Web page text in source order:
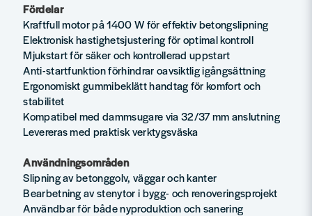
Fördelar
Kraftfull motor på 1400 W för effektiv betongslipning
Elektronisk hastighetsjustering för optimal kontroll
Mjukstart för säker och kontrollerad uppstart
Anti-startfunktion förhindrar oavsiktlig igångsättning
Ergonomiskt gummibeklätt handtag för komfort och
stabilitet
Kompatibel med dammsugare via 32/37 mm anslutning
Levereras med praktisk verktygsväska
Användningsområden
Slipning av betonggolv, väggar och kanter
Bearbetning av stenytor i bygg- och renoveringsprojekt
Användbar för både nyproduktion och sanering